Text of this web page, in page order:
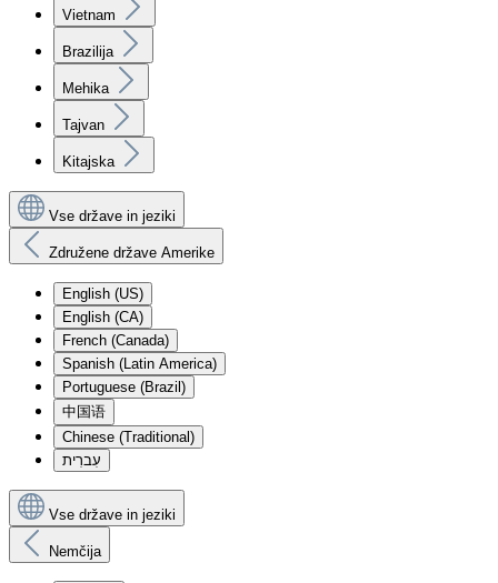
Vietnam
Brazilija
Mehika
Tajvan
Kitajska
Vse države in jeziki
Združene države Amerike
English (US)
English (CA)
French (Canada)
Spanish (Latin America)
Portuguese (Brazil)
中国语
Chinese (Traditional)
עִברִית
Vse države in jeziki
Nemčija